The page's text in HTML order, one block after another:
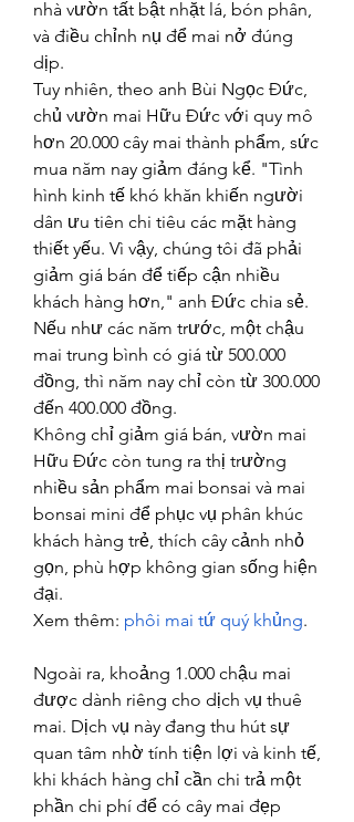
nhà vườn tất bật nhặt lá, bón phân,
và điều chỉnh nụ để mai nở đúng
dịp.
Tuy nhiên, theo anh Bùi Ngọc Đức,
chủ vườn mai Hữu Đức với quy mô
hơn 20.000 cây mai thành phẩm, sức
mua năm nay giảm đáng kể. "Tình
hình kinh tế khó khăn khiến người
dân ưu tiên chi tiêu các mặt hàng
thiết yếu. Vì vậy, chúng tôi đã phải
giảm giá bán để tiếp cận nhiều
khách hàng hơn," anh Đức chia sẻ.
Nếu như các năm trước, một chậu
mai trung bình có giá từ 500.000
đồng, thì năm nay chỉ còn từ 300.000
đến 400.000 đồng.
Không chỉ giảm giá bán, vườn mai
Hữu Đức còn tung ra thị trường
nhiều sản phẩm mai bonsai và mai
bonsai mini để phục vụ phân khúc
khách hàng trẻ, thích cây cảnh nhỏ
gọn, phù hợp không gian sống hiện
đại.
Xem thêm: phôi mai tứ quý khủng.
Ngoài ra, khoảng 1.000 chậu mai
được dành riêng cho dịch vụ thuê
mai. Dịch vụ này đang thu hút sự
quan tâm nhờ tính tiện lợi và kinh tế,
khi khách hàng chỉ cần chi trả một
phần chi phí để có cây mai đẹp